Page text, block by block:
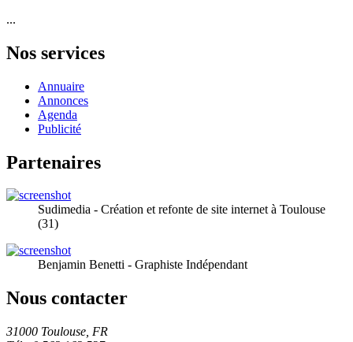
...
Nos services
Annuaire
Annonces
Agenda
Publicité
Partenaires
Sudimedia - Création et refonte de site internet à Toulouse
(31)
Benjamin Benetti - Graphiste Indépendant
Nous contacter
31000 Toulouse, FR